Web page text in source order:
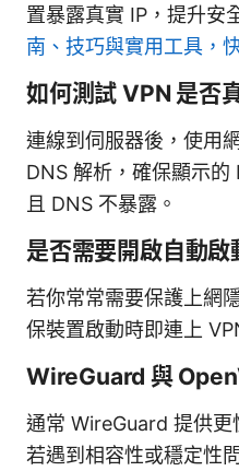
置暴露真實 IP，提升安
南、技巧與實用工具，
如何測試 VPN 是否
連線到伺服器後，使用
DNS 解析，確保顯示的
且 DNS 不暴露。
是否需要開啟自動啟
若你常常需要保護上網
保裝置啟動時即連上
WireGuard 與
通常 WireGuard 提供更
若遇到相容性或穩定性